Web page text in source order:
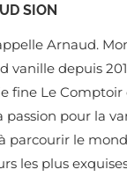
SION
Arnaud.
vanille depuis
fine Le Comptoir
passion pour la
parcourir le
les plus